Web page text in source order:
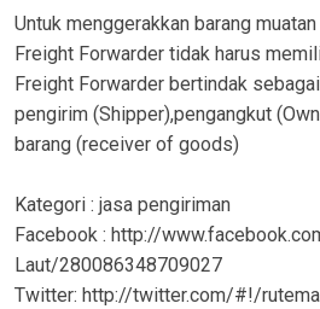
Untuk menggerakkan barang
Freight Forwarder tidak harus
Freight Forwarder bertindak
pengirim (Shipper),pengangkut
barang (receiver of goods)
Kategori : jasa pengiriman
Facebook : http://
Laut/280086348709027
Twitter: http://twitter.com/#!/